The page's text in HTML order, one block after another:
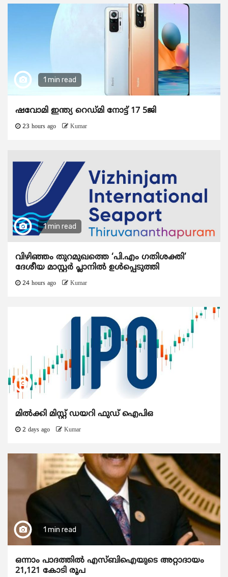
1 min read
ഷവോമി ഇന്ത്യ റെഡ്മി നോട്ട് 17 5ജി
23 hours ago Kumar
1 min read
വിഴിഞ്ഞം തുറമുഖത്തെ ‘പി.എം ഗതിശക്തി’
ദേശീയ മാസ്റ്റർ പ്ലാനിൽ ഉൾപ്പെടുത്തി
24 hours ago Kumar
മിൽക്കി മിസ്റ്റ് ഡയറി ഫുഡ് ഐപിഒ
2 days ago Kumar
1 min read
ഒന്നാം പാദത്തിൽ എസ്ബിഐയുടെ അറ്റാദായം
21,121 കോടി രൂപ